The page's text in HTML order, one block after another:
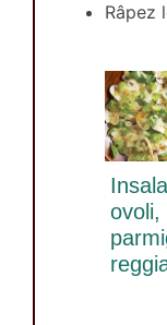
Râpez
ovoli,